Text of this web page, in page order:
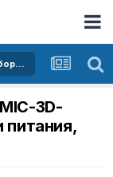
Покупка и продажа телекоммуникационного оборудования
3D-
питания,